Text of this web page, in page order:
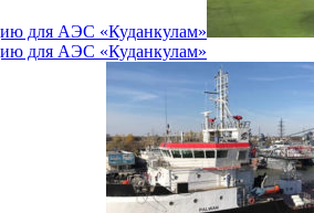
для АЭС «Куданкулам»
для АЭС «Куданкулам»